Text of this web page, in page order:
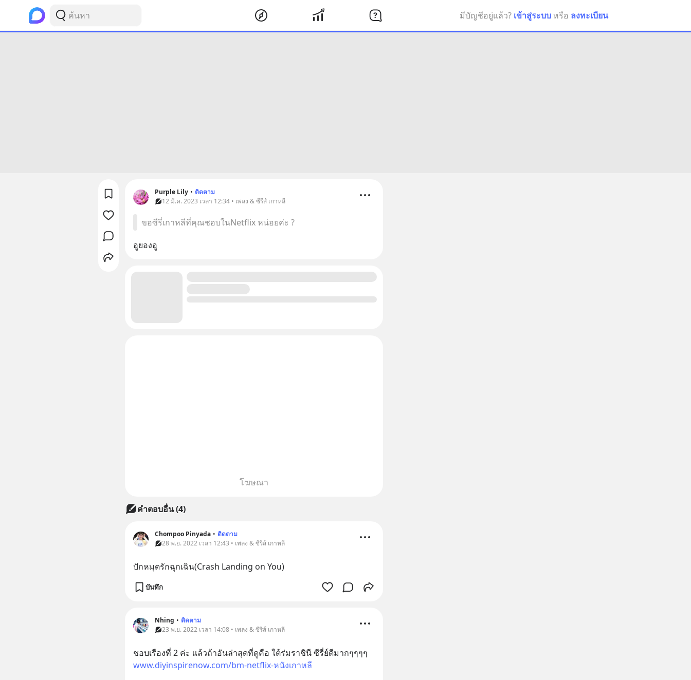
มีบัญชีอยู่แล้ว? เข้าสู่ระบบ หรือ ลงทะเบียน
Purple Lily • ติดตาม
12 มี.ค. 2023 เวลา 12:34 • เพลง & ซีรีส์ เกาหลี
ขอซีรี่เกาหลีที่คุณชอบในNetflix หน่อยค่ะ ?
อูยองอู
โฆษณา
คำตอบอื่น(4)
Chompoo Pinyada • ติดตาม
28 พ.ย. 2022 เวลา 12:43 • เพลง & ซีรีส์ เกาหลี
ปักหมุดรักฉุกเฉิน(Crash Landing on You)
บันทึก
Nhing • ติดตาม
23 พ.ย. 2022 เวลา 14:08 • เพลง & ซีรีส์ เกาหลี
ชอบเรืองที่ 2 ค่ะ เเล้วถ้าอันล่าสุดที่ดูคือ ใต้ร่มราชินี ซีรี่ย์ดีมากๆๆๆๆ
www.diyinspirenow.com/bm-netflix-หนังเกาหลี